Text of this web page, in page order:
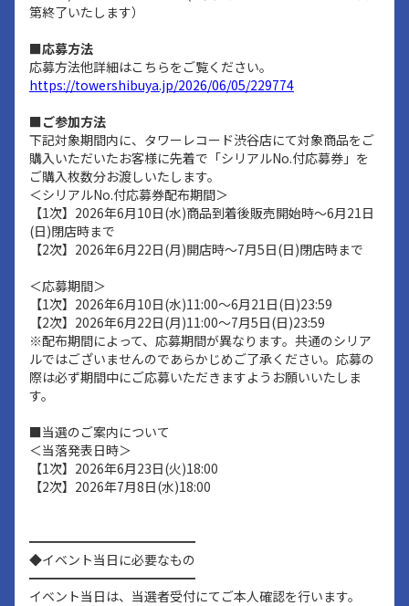
第終了いたします）
■応募方法
応募方法他詳細はこちらをご覧ください。
https://towershibuya.jp/2026/06/05/229774
■ご参加方法
下記対象期間内に、タワーレコード渋谷店にて対象商品をご
購入いただいたお客様に先着で「シリアルNo.付応募券」を
ご購入枚数分お渡しいたします。
＜シリアルNo.付応募券配布期間＞
【1次】2026年6月10日(水)商品到着後販売開始時～6月21日
(日)閉店時まで
【2次】2026年6月22日(月)開店時～7月5日(日)閉店時まで
＜応募期間＞
【1次】2026年6月10日(水)11:00～6月21日(日)23:59
【2次】2026年6月22日(月)11:00～7月5日(日)23:59
※配布期間によって、応募期間が異なります。共通のシリア
ルではございませんのであらかじめご了承ください。応募の
際は必ず期間中にご応募いただきますようお願いいたしま
す。
■当選のご案内について
＜当落発表日時＞
【1次】2026年6月23日(火)18:00
【2次】2026年7月8日(水)18:00
━━━━━━━━━━━━━
◆イベント当日に必要なもの
━━━━━━━━━━━━━
イベント当日は、当選者受付にてご本人確認を行います。